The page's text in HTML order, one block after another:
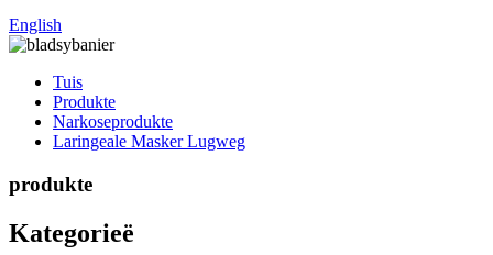
English
Tuis
Produkte
Narkoseprodukte
Laringeale Masker Lugweg
produkte
Kategorieë